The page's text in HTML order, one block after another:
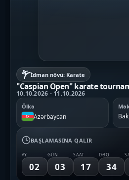
İdman növü: Karate
"Caspian Open" karate
10.10.2026 - 11.10.2026
Ölkə
Azərbaycan
BAŞLAMASINA QALIR
AY
02
GÜN
03
SAAT
17
DƏQ
34